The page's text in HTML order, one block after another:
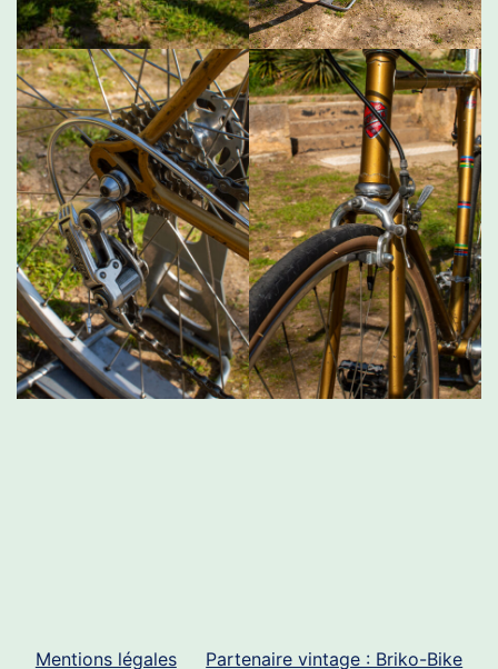
Mentions légales Partenaire vintage : Briko-Bike